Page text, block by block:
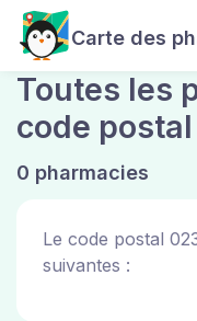
Carte des
Toutes les
code
0 pharmacies
Le code postal
suivantes :